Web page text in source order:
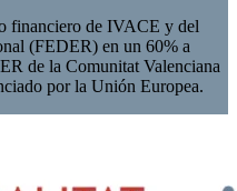
financiero de IVACE y del
(FEDER) en un 60% a
de la Comunitat Valenciana
por la Unión Europea.